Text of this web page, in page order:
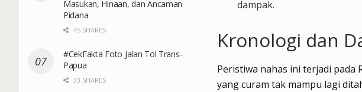
dampak.
Kronologi dan
Peristiwa nahas ini terjadi
yang curam tak mampu lagi
Masukan, Hinaan, dan Ancaman
Pidana
45 SHARES
#CekFakta Foto Jalan Tol Trans-
Papua
33 SHARES